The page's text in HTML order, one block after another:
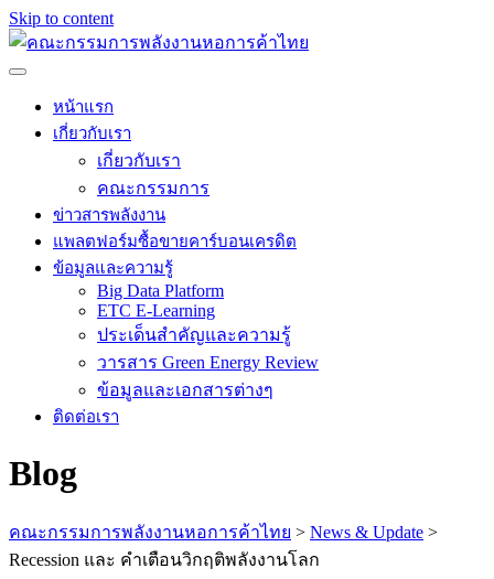
Skip to content
หน้าแรก
เกี่ยวกับเรา
เกี่ยวกับเรา
คณะกรรมการ
ข่าวสารพลังงาน
แพลตฟอร์มซื้อขายคาร์บอนเครดิต
ข้อมูลและความรู้
Big Data Platform
ETC E-Learning
ประเด็นสำคัญและความรู้
วารสาร Green Energy Review
ข้อมูลและเอกสารต่างๆ
ติดต่อเรา
Blog
คณะกรรมการพลังงานหอการค้าไทย > News & Update >
Recession และ คำเตือนวิกฤติพลังงานโลก